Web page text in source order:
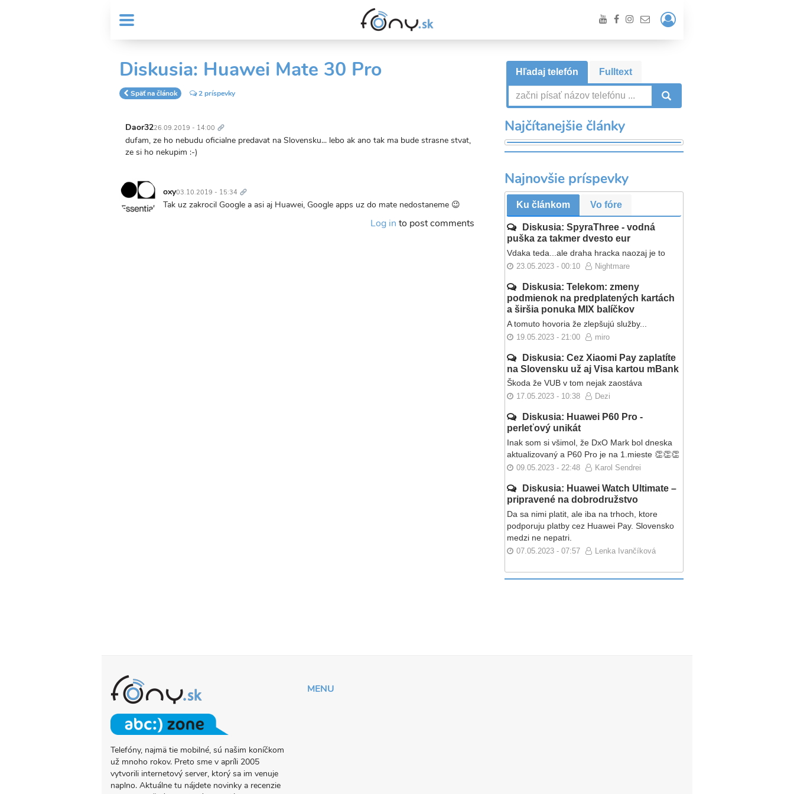
MENU
Header
menu
User
account
Prihlásiť
/
Registrácia
Diskusia: Huawei Mate 30 Pro
Späť na článok 2 príspevky
Daor3226.09.2019 - 14:00 odkaz
dufam, ze ho nebudu oficialne predavat na Slovensku... lebo ak ano tak ma bude strasne stvat,
ze si ho nekupim :-)
oxy03.10.2019 - 15:34 odkaz
Tak uz zakrocil Google a asi aj Huawei, Google apps uz do mate nedostaneme 😉
Log in to post comments
Hľadaj telefón Fulltext
Najčítanejšie články
Najnovšie príspevky
Ku článkom Vo fóre
Diskusia: SpyraThree - vodná
puška za takmer dvesto eur
Vdaka teda...ale draha hracka naozaj je to
23.05.2023 - 00:10 Nightmare
Diskusia: Telekom: zmeny
podmienok na predplatených kartách
a širšia ponuka MIX balíčkov
A tomuto hovoria že zlepšujú služby...
19.05.2023 - 21:00 miro
Diskusia: Cez Xiaomi Pay zaplatíte
na Slovensku už aj Visa kartou mBank
Škoda že VUB v tom nejak zaostáva
17.05.2023 - 10:38 Dezi
Diskusia: Huawei P60 Pro -
perleťový unikát
Inak som si všimol, že DxO Mark bol dneska
aktualizovaný a P60 Pro je na 1.mieste 👏👏👏
09.05.2023 - 22:48 Karol Sendrei
Diskusia: Huawei Watch Ultimate –
pripravené na dobrodružstvo
Da sa nimi platit, ale iba na trhoch, ktore
podporuju platby cez Huawei Pay. Slovensko
medzi ne nepatri.
07.05.2023 - 07:57 Lenka Ivančíková
O
PROJEKTE
FONY.SK
Telefóny, najmä tie mobilné, sú našim koníčkom
už mnoho rokov. Preto sme v apríli 2005
vytvorili internetový server, ktorý sa im venuje
naplno. Aktuálne tu nájdete novinky a recenzie
MENU